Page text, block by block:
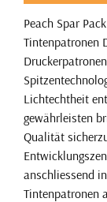
Peach Spar
Tintenpatronen
Lichtechtheit
gewährleisten
Qualität
anschliessend
Tintenpatronen